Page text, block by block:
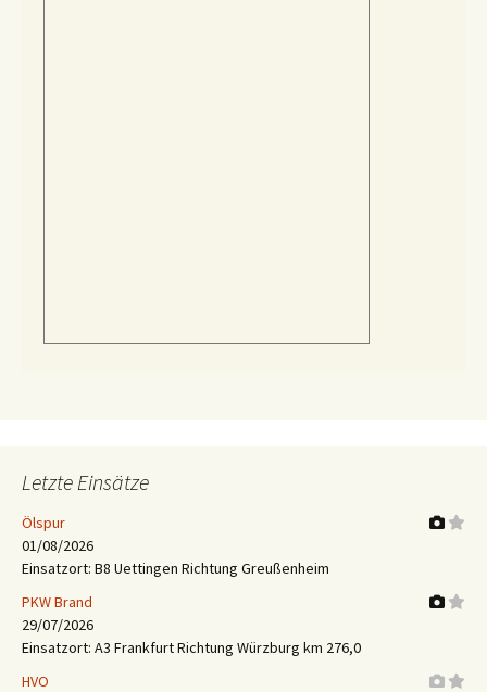
Letzte Einsätze
Ölspur
01/08/2026
Einsatzort: B8 Uettingen Richtung Greußenheim
PKW Brand
29/07/2026
Einsatzort: A3 Frankfurt Richtung Würzburg km 276,0
HVO